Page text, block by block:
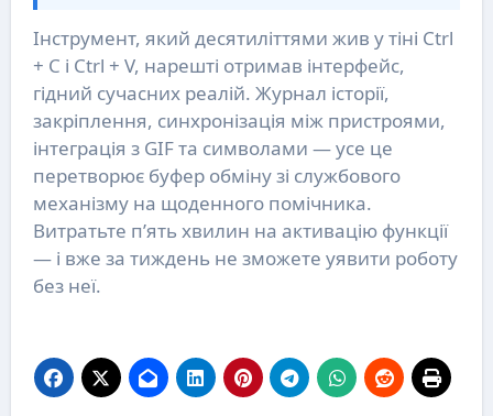
Інструмент, який десятиліттями жив у тіні Ctrl
+ C і Ctrl + V, нарешті отримав інтерфейс,
гідний сучасних реалій. Журнал історії,
закріплення, синхронізація між пристроями,
інтеграція з GIF та символами — усе це
перетворює буфер обміну зі службового
механізму на щоденного помічника.
Витратьте п’ять хвилин на активацію функції
— і вже за тиждень не зможете уявити роботу
без неї.